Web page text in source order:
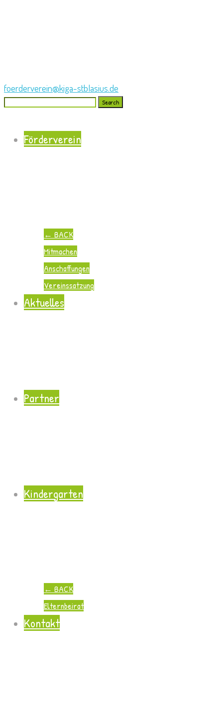
foerderverein@kiga-stblasius.de
Search
Förderverein
← BACK
Mitmachen
Anschaffungen
Vereinssatzung
Aktuelles
Partner
Kindergarten
← BACK
Elternbeirat
Kontakt